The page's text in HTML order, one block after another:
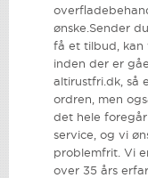
ønske.Sender
få et tilbud, kan
inden der er
altirustfri.dk, så
ordren, men
det hele
service, og vi
problemfrit. Vi
over 35 års